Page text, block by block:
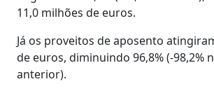
11,0 milhões de euros.
Já os proveitos de aposento
de euros, diminuindo 96,8% (-98,2%
anterior).